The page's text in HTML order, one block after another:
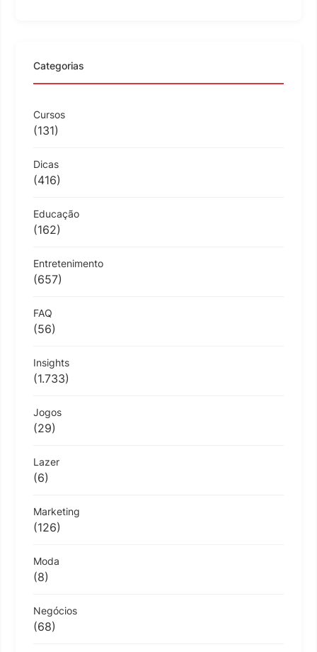
Categorias
Cursos
(131)
Dicas
(416)
Educação
(162)
Entretenimento
(657)
FAQ
(56)
Insights
(1.733)
Jogos
(29)
Lazer
(6)
Marketing
(126)
Moda
(8)
Negócios
(68)